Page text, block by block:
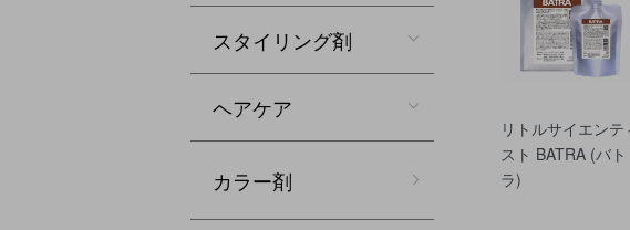
リトルサイエンテ
スト BATRA (バト
ラ)
スタイリング剤
ヘアケア
カラー剤